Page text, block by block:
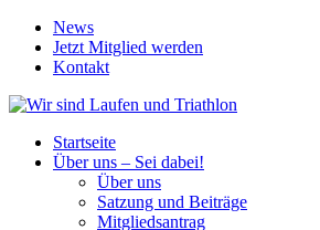
News
Jetzt Mitglied werden
Kontakt
Startseite
Über uns – Sei dabei!
Über uns
Satzung und Beiträge
Mitgliedsantrag